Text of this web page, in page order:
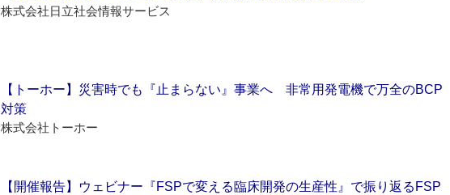
株式会社日立社会情報サービス
【トーホー】災害時でも『止まらない』事業へ 非常用発電機で万全のBCP
対策
株式会社トーホー
【開催報告】ウェビナー『FSPで変える臨床開発の生産性』で振り返るFSP